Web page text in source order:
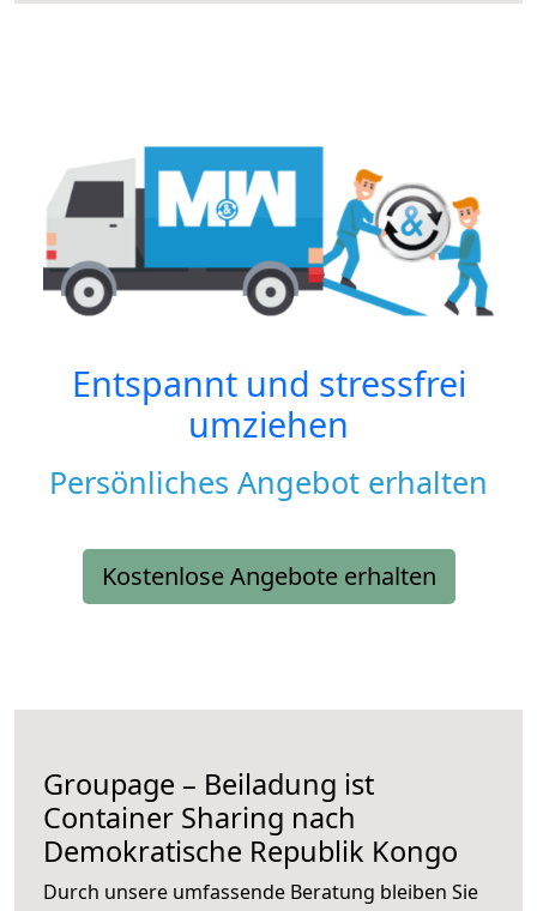
Entspannt und stressfrei
umziehen
Persönliches Angebot erhalten
Kostenlose Angebote erhalten
Groupage – Beiladung ist
Container Sharing nach
Demokratische Republik Kongo
Durch unsere umfassende Beratung bleiben Sie